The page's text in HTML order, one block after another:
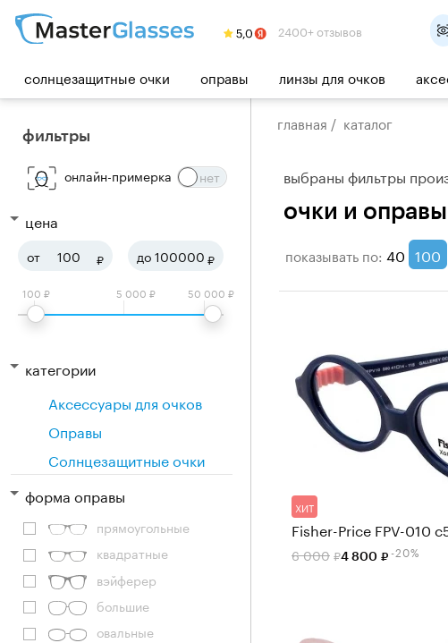
2400+ отзывов
солнцезащитные очки оправы линзы для очков
фильтры
онлайн-примерка
цена
от ₽ до ₽
50 000 ₽
5 000 ₽
100 ₽
категории
Аксессуары для очков
Оправы
Солнцезащитные очки
форма оправы
прямоугольные
квадратные
вэйферер
большие
овальные
главная / каталог
выбраны фильтры
очки и
показывать по: 40 100
ХИТ
Fisher-Price FPV-010
6 000 4 800 -20%